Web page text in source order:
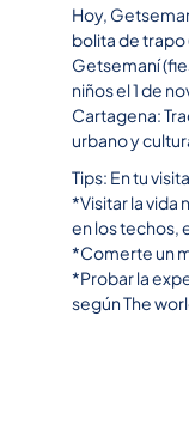
Hoy,
bolita de trapo
Getsemaní
niños el 1 de
Cartagena:
urbano y
Tips: En tu
*Visitar la vida
en los techos,
*Comerte un
*Probar la
según The